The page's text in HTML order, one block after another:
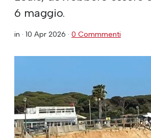
6 maggio.
in · 10 Apr 2026 · 0 Commmenti